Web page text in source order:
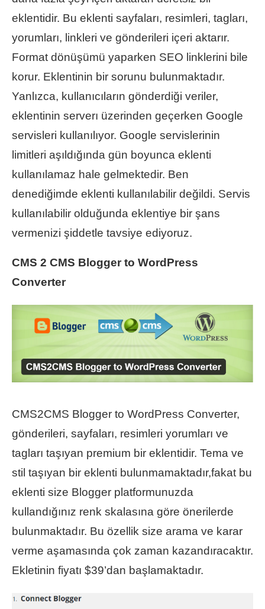
eklentidir. Bu eklenti sayfaları, resimleri, tagları,
yorumları, linkleri ve gönderileri içeri aktarır.
Format dönüşümü yaparken SEO linklerini bile
korur. Eklentinin bir sorunu bulunmaktadır.
Yanlızca, kullanıcıların gönderdiği veriler,
eklentinin serverı üzerinden geçerken Google
servisleri kullanılıyor. Google servislerinin
limitleri aşıldığında gün boyunca eklenti
kullanılamaz hale gelmektedir. Ben
denediğimde eklenti kullanılabilir değildi. Servis
kullanılabilir olduğunda eklentiye bir şans
vermenizi şiddetle tavsiye ediyoruz.
CMS 2 CMS Blogger to WordPress
Converter
CMS2CMS Blogger to WordPress Converter,
gönderileri, sayfaları, resimleri yorumları ve
tagları taşıyan premium bir eklentidir. Tema ve
stil taşıyan bir eklenti bulunmamaktadır,fakat bu
eklenti size Blogger platformunuzda
kullandığınız renk skalasına göre önerilerde
bulunmaktadır. Bu özellik size arama ve karar
verme aşamasında çok zaman kazandıracaktır.
Ekletinin fiyatı $39’dan başlamaktadır.